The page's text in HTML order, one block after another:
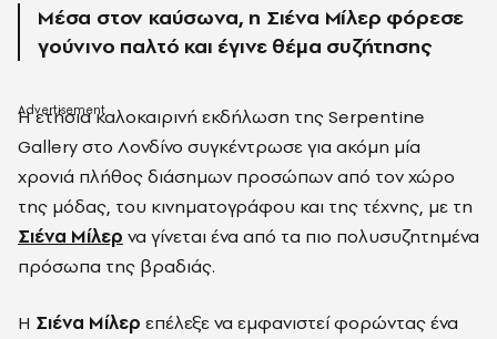
Μέσα στον καύσωνα, η Σιένα Μίλερ φόρεσε
γούνινο παλτό και έγινε θέμα συζήτησης
Η ετήσια καλοκαιρινή εκδήλωση της Serpentine
Gallery στο Λονδίνο συγκέντρωσε για ακόμη μία
χρονιά πλήθος διάσημων προσώπων από τον χώρο
της μόδας, του κινηματογράφου και της τέχνης, με τη
Σιένα Μίλερ να γίνεται ένα από τα πιο πολυσυζητημένα
πρόσωπα της βραδιάς.
Η Σιένα Μίλερ επέλεξε να εμφανιστεί φορώντας ένα